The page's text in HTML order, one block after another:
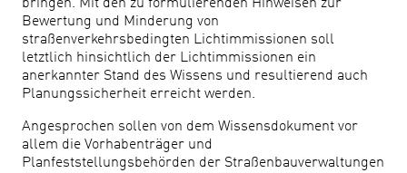
bringen. Mit den zu formulierenden Hinweisen zur
Bewertung und Minderung von
straßenverkehrsbedingten Lichtimmissionen soll
letztlich hinsichtlich der Lichtimmissionen ein
anerkannter Stand des Wissens und resultierend auch
Planungssicherheit erreicht werden.
Angesprochen sollen von dem Wissensdokument vor
allem die Vorhabenträger und
Planfeststellungsbehörden der Straßenbauverwaltungen